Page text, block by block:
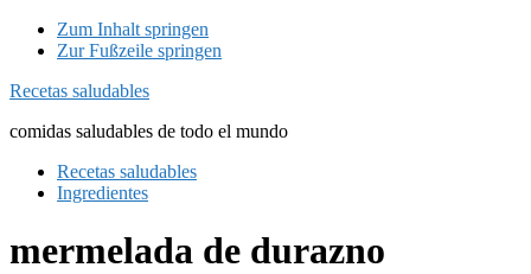
Zum Inhalt springen
Zur Fußzeile springen
Recetas saludables
comidas saludables de todo el mundo
Recetas saludables
Ingredientes
mermelada de durazno